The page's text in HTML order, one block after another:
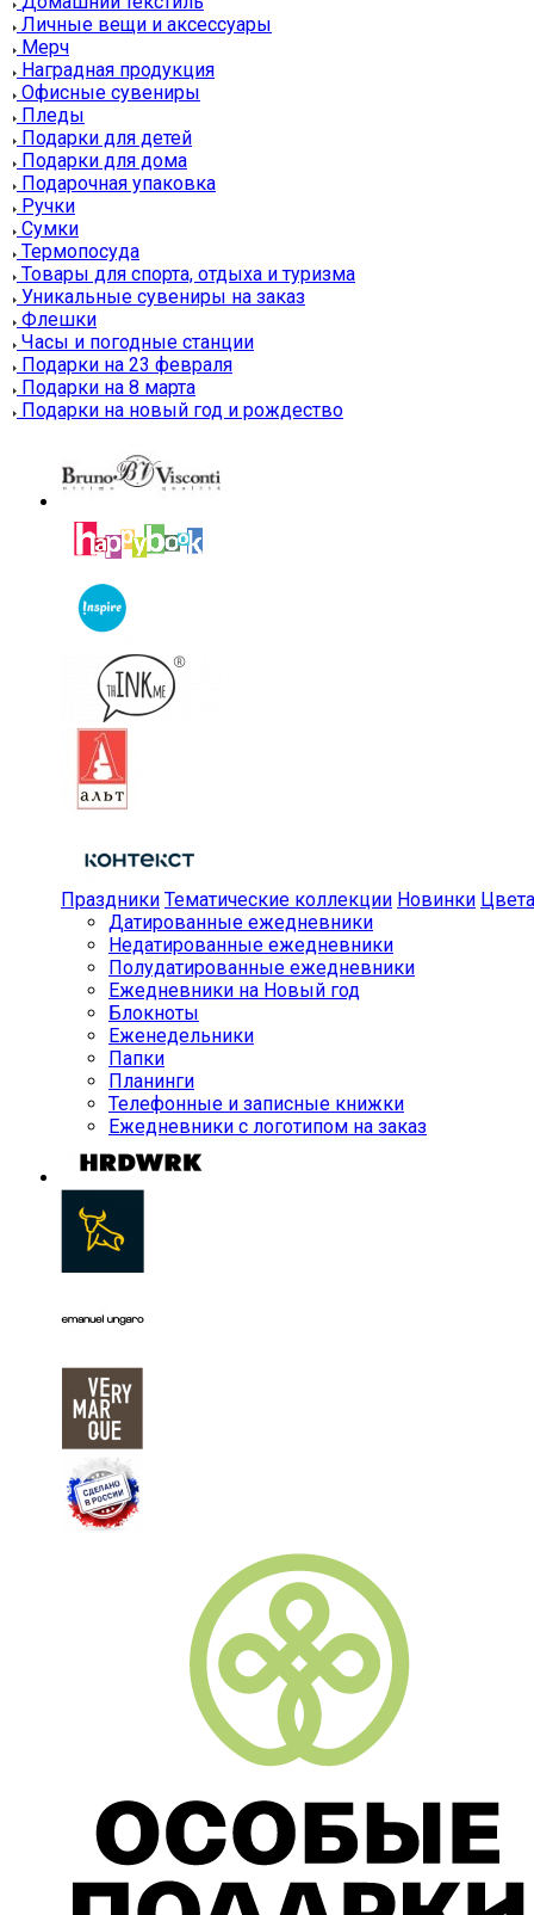
Личные вещи и аксессуары
Мерч
Наградная продукция
Офисные сувениры
Пледы
Подарки для детей
Подарки для дома
Подарочная упаковка
Ручки
Сумки
Термопосуда
Товары для спорта, отдыха и туризма
Уникальные сувениры на заказ
Флешки
Часы и погодные станции
Подарки на 23 февраля
Подарки на 8 марта
Подарки на новый год и рождество
Праздники Тематические коллекции Новинки Цвета
Датированные ежедневники
Недатированные ежедневники
Полудатированные ежедневники
Ежедневники на Новый год
Блокноты
Еженедельники
Папки
Планинги
Телефонные и записные книжки
Ежедневники с логотипом на заказ